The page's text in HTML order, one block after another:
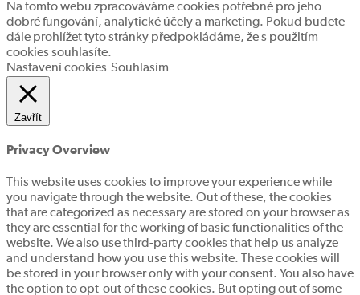
Na tomto webu zpracováváme cookies potřebné pro jeho
dobré fungování, analytické účely a marketing. Pokud budete
dále prohlížet tyto stránky předpokládáme, že s použitím
cookies souhlasíte.
Nastavení cookies Souhlasím
Zavřít
Privacy Overview
This website uses cookies to improve your experience while
you navigate through the website. Out of these, the cookies
that are categorized as necessary are stored on your browser as
they are essential for the working of basic functionalities of the
website. We also use third-party cookies that help us analyze
and understand how you use this website. These cookies will
be stored in your browser only with your consent. You also have
the option to opt-out of these cookies. But opting out of some